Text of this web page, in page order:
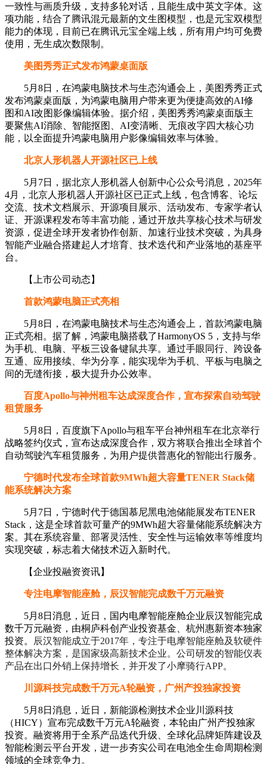
一致性与画质升级，支持多轮对话，且能生成中英文字体。这
项功能，结合了腾讯混元最新的文生图模型，也是元宝双模型
能力的体现，目前已在腾讯元宝全端上线，所有用户均可免费
使用，无生成次数限制。
美图秀秀正式发布鸿蒙桌面版
5月8日，在鸿蒙电脑技术与生态沟通会上，美图秀秀正式
发布鸿蒙桌面版，为鸿蒙电脑用户带来更为便捷高效的AI修
图和AI改图影像编辑体验。据介绍，美图秀秀鸿蒙桌面版主
要聚焦AI消除、智能抠图、AI变清晰、无痕改字四大核心功
能，以全面提升鸿蒙电脑用户影像编辑效率与体验。
北京人形机器人开源社区已上线
5月7日，据北京人形机器人创新中心公众号消息，2025年
4月，北京人形机器人开源社区已正式上线，包含博客、论坛
交流、技术文档展示、开源项目展示、活动发布、专家学者认
证、开源课程发布等丰富功能，通过开放共享核心技术与研发
资源，促进全球开发者协作创新、加速行业技术突破，为具身
智能产业融合搭建起人才培育、技术迭代和产业落地的基座平
台。
【上市公司动态】
首款鸿蒙电脑正式亮相
5月8日，在鸿蒙电脑技术与生态沟通会上，首款鸿蒙电脑
正式亮相。据了解，鸿蒙电脑搭载了HarmonyOS 5，支持与华
为手机、电脑、平板三设备键鼠共享。通过手眼同行、跨设备
互通、应用接续、华为分享，能实现华为手机、平板与电脑之
间的无缝衔接，极大提升办公效率。
百度Apollo与神州租车达成深度合作，宣布探索自动驾驶
租赁服务
5月8日，百度旗下Apollo与租车平台神州租车在北京举行
战略签约仪式，宣布达成深度合作，双方将联合推出全球首个
自动驾驶汽车租赁服务，为用户提供普惠化的智能出行服务。
宁德时代发布全球首款9MWh超大容量TENER Stack储
能系统解决方案
5月7日，宁德时代于德国慕尼黑电池储能展发布TENER
Stack，这是全球首款可量产的9MWh超大容量储能系统解决方
案。其在系统容量、部署灵活性、安全性与运输效率等维度均
实现突破，标志着大储技术迈入新时代。
【企业投融资资讯】
专注电摩智能座舱，辰汉智能完成数千万元融资
5月8日消息，近日，国内电摩智能座舱企业辰汉智能完成
数千万元融资，由桐庐科创产业投资基金、杭州惠新资本独家
投资。
辰汉智能成立于2017年，专注于电摩智能座舱及软硬件
整体解决方案，是国家级高新技术企业。公司研发的智能仪表
产品在出口外销上保持增长，并开发了小摩骑行APP。
川源科技完成数千万元A轮融资，广州产投独家投资
5月8日消息，近日，新能源检测技术企业川源科技
（HICY）宣布完成数千万元A轮融资，本轮由广州产投独家
投资。融资将用于全系产品迭代升级、全球化品牌矩阵建设及
智能检测云平台开发，进一步夯实公司在电池全生命周期检测
领域的全球竞争力。